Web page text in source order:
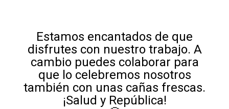
Estamos encantados de que
disfrutes con nuestro trabajo. A
cambio puedes colaborar para
que lo celebremos nosotros
también con unas cañas frescas.
¡Salud y República!